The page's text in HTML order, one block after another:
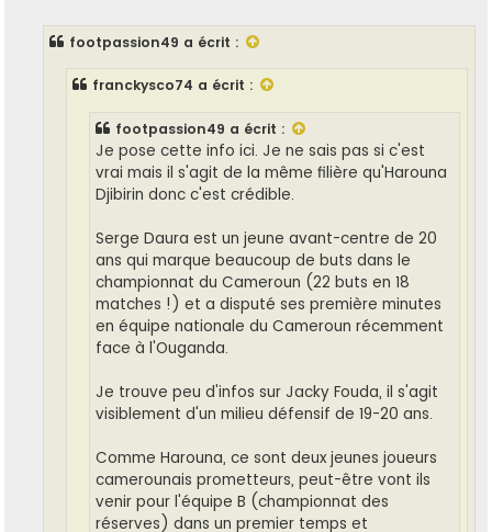
footpassion49 a écrit :
franckysco74 a écrit :
footpassion49 a écrit :
Je pose cette info ici. Je ne sais pas si c'est
vrai mais il s'agit de la même filière qu'Harouna
Djibirin donc c'est crédible.
Serge Daura est un jeune avant-centre de 20
ans qui marque beaucoup de buts dans le
championnat du Cameroun (22 buts en 18
matches !) et a disputé ses première minutes
en équipe nationale du Cameroun récemment
face à l'Ouganda.
Je trouve peu d'infos sur Jacky Fouda, il s'agit
visiblement d'un milieu défensif de 19-20 ans.
Comme Harouna, ce sont deux jeunes joueurs
camerounais prometteurs, peut-être vont ils
venir pour l'équipe B (championnat des
réserves) dans un premier temps et